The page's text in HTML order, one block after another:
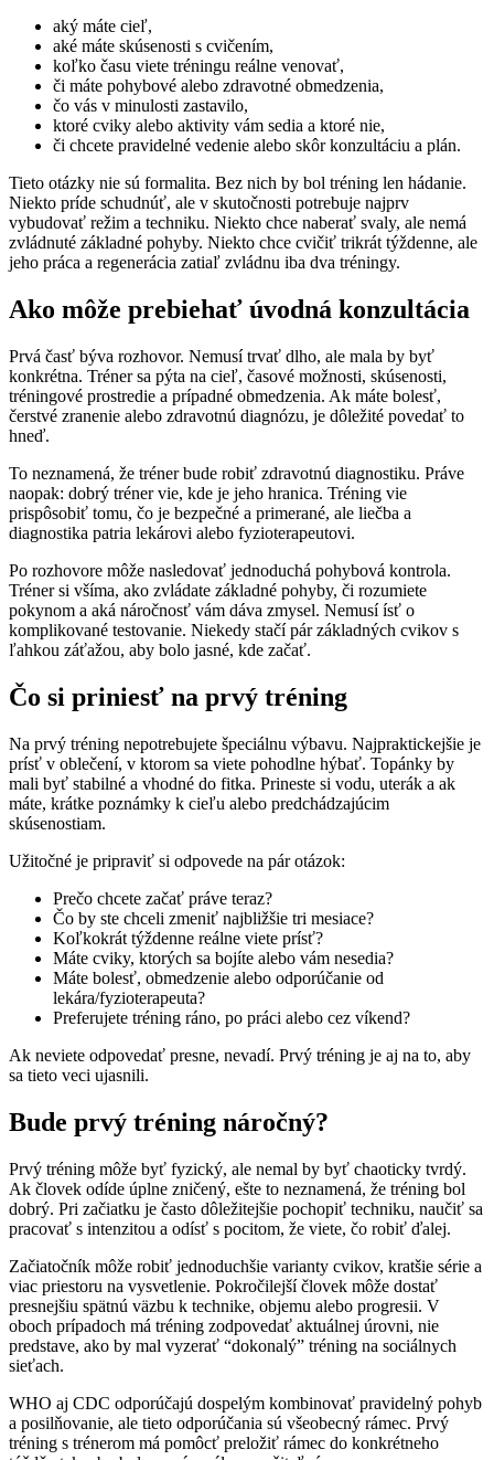
aký máte cieľ,
aké máte skúsenosti s cvičením,
koľko času viete tréningu reálne venovať,
či máte pohybové alebo zdravotné obmedzenia,
čo vás v minulosti zastavilo,
ktoré cviky alebo aktivity vám sedia a ktoré nie,
či chcete pravidelné vedenie alebo skôr konzultáciu a plán.
Tieto otázky nie sú formalita. Bez nich by bol tréning len hádanie.
Niekto príde schudnúť, ale v skutočnosti potrebuje najprv
vybudovať režim a techniku. Niekto chce naberať svaly, ale nemá
zvládnuté základné pohyby. Niekto chce cvičiť trikrát týždenne, ale
jeho práca a regenerácia zatiaľ zvládnu iba dva tréningy.
Ako môže prebiehať úvodná konzultácia
Prvá časť býva rozhovor. Nemusí trvať dlho, ale mala by byť
konkrétna. Tréner sa pýta na cieľ, časové možnosti, skúsenosti,
tréningové prostredie a prípadné obmedzenia. Ak máte bolesť,
čerstvé zranenie alebo zdravotnú diagnózu, je dôležité povedať to
hneď.
To neznamená, že tréner bude robiť zdravotnú diagnostiku. Práve
naopak: dobrý tréner vie, kde je jeho hranica. Tréning vie
prispôsobiť tomu, čo je bezpečné a primerané, ale liečba a
diagnostika patria lekárovi alebo fyzioterapeutovi.
Po rozhovore môže nasledovať jednoduchá pohybová kontrola.
Tréner si všíma, ako zvládate základné pohyby, či rozumiete
pokynom a aká náročnosť vám dáva zmysel. Nemusí ísť o
komplikované testovanie. Niekedy stačí pár základných cvikov s
ľahkou záťažou, aby bolo jasné, kde začať.
Čo si priniesť na prvý tréning
Na prvý tréning nepotrebujete špeciálnu výbavu. Najpraktickejšie je
prísť v oblečení, v ktorom sa viete pohodlne hýbať. Topánky by
mali byť stabilné a vhodné do fitka. Prineste si vodu, uterák a ak
máte, krátke poznámky k cieľu alebo predchádzajúcim
skúsenostiam.
Užitočné je pripraviť si odpovede na pár otázok:
Prečo chcete začať práve teraz?
Čo by ste chceli zmeniť najbližšie tri mesiace?
Koľkokrát týždenne reálne viete prísť?
Máte cviky, ktorých sa bojíte alebo vám nesedia?
Máte bolesť, obmedzenie alebo odporúčanie od
lekára/fyzioterapeuta?
Preferujete tréning ráno, po práci alebo cez víkend?
Ak neviete odpovedať presne, nevadí. Prvý tréning je aj na to, aby
sa tieto veci ujasnili.
Bude prvý tréning náročný?
Prvý tréning môže byť fyzický, ale nemal by byť chaoticky tvrdý.
Ak človek odíde úplne zničený, ešte to neznamená, že tréning bol
dobrý. Pri začiatku je často dôležitejšie pochopiť techniku, naučiť sa
pracovať s intenzitou a odísť s pocitom, že viete, čo robiť ďalej.
Začiatočník môže robiť jednoduchšie varianty cvikov, kratšie série a
viac priestoru na vysvetlenie. Pokročilejší človek môže dostať
presnejšiu spätnú väzbu k technike, objemu alebo progresii. V
oboch prípadoch má tréning zodpovedať aktuálnej úrovni, nie
predstave, ako by mal vyzerať “dokonalý” tréning na sociálnych
sieťach.
WHO aj CDC odporúčajú dospelým kombinovať pravidelný pohyb
a posilňovanie, ale tieto odporúčania sú všeobecný rámec. Prvý
tréning s trénerom má pomôcť preložiť rámec do konkrétneho